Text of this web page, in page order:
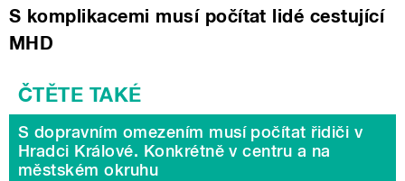
S komplikacemi musí počítat lidé cestující
MHD
S dopravním omezením musí počítat řidiči v
Hradci Králové. Konkrétně v centru a na
městském okruhu